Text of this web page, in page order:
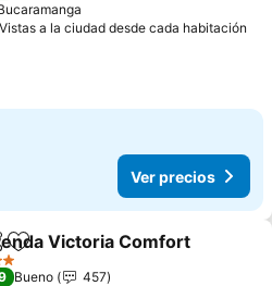
Vistas a la ciudad desde cada habitación
Ver precios
Agregar a favoritos
Victoria Comfort
Bueno
457